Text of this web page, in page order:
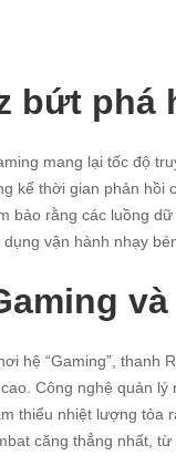
bứt phá
mang lại tốc độ
kể thời gian phản
bảo rằng các luồng
vận hành nhạy
hệ “Gaming”, thanh
Công nghệ quản
thiểu nhiệt lượng
căng thẳng nhất,